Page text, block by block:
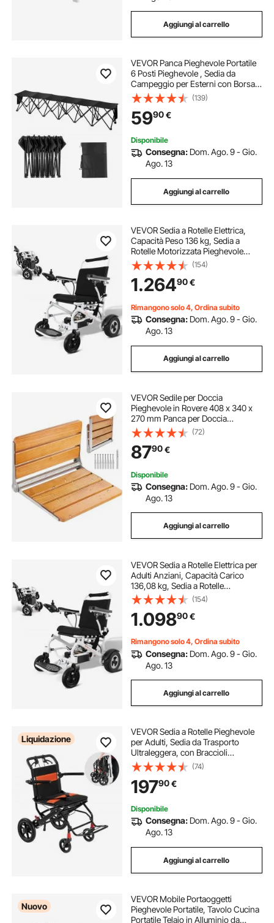
Aggiungi al carrello
VEVOR Panca Pieghevole Portatile
6 Posti Pieghevole , Sedia da
Campeggio per Esterni con Borsa
per Trasporto, Panca Campo per
Sport Calcio Pesca, Seduta
Istantanea Senza Montaggio, Panca
Nero
(139)
5990€
Disponibile
Consegna: Dom. Ago. 9 - Gio.
Ago. 13
Aggiungi al carrello
VEVOR Sedia a Rotelle Elettrica,
Capacità Peso 136 kg, Sedia a
Rotelle Motorizzata Pieghevole
Leggera Larghezza 508 mm, Sedia
in Lega di Alluminio per Tutti i
Terreni, Sedia a Rotelle per Mobilità
(154)
1.26490€
Rimangono solo 4, Ordina subito
Consegna: Dom. Ago. 9 - Gio.
Ago. 13
Aggiungi al carrello
VEVOR Sedile per Doccia
Pieghevole in Rovere 408 x 340 x
270 mm Panca per Doccia
Pieghevole a Parete con Capacità
199,58 kg Sedia da Doccia
Pieghevole Salva Spazio, per
Anziani Donne Incinte Bambini
(72)
8790€
Disponibile
Consegna: Dom. Ago. 9 - Gio.
Ago. 13
Aggiungi al carrello
VEVOR Sedia a Rotelle Elettrica per
Adulti Anziani, Capacità Carico
136,08 kg, Sedia a Rotelle
Motorizzata Pieghevole Leggera
Larghezza 449,58 mm, Sedia
Elettrica per Tutti i Terreni Lega
Alluminio
(154)
1.09890€
Rimangono solo 4, Ordina subito
Consegna: Dom. Ago. 9 - Gio.
Ago. 13
Aggiungi al carrello
Liquidazione
VEVOR Sedia a Rotelle Pieghevole
per Adulti, Sedia da Trasporto
Ultraleggera, con Braccioli
Ribaltabili Lunghi Quanto Una
Scrivania, Freno Autobloccante,
Sedile Largo 45,72 cm Capacità di
Peso 100 kg
(74)
19790€
Disponibile
Consegna: Dom. Ago. 9 - Gio.
Ago. 13
Aggiungi al carrello
Nuovo
VEVOR Mobile Portaoggetti
Pieghevole Portatile, Tavolo Cucina
Portatile Telaio in Alluminio da